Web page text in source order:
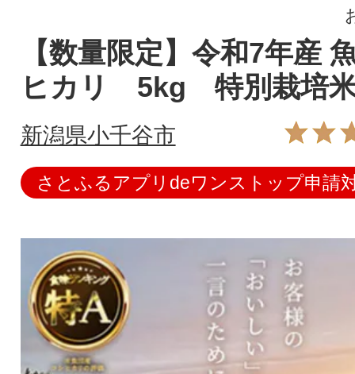
【数量限定】令和7年産
ヒカリ 5kg 特別栽培
新潟県小千谷市
さとふるアプリdeワンストップ申請